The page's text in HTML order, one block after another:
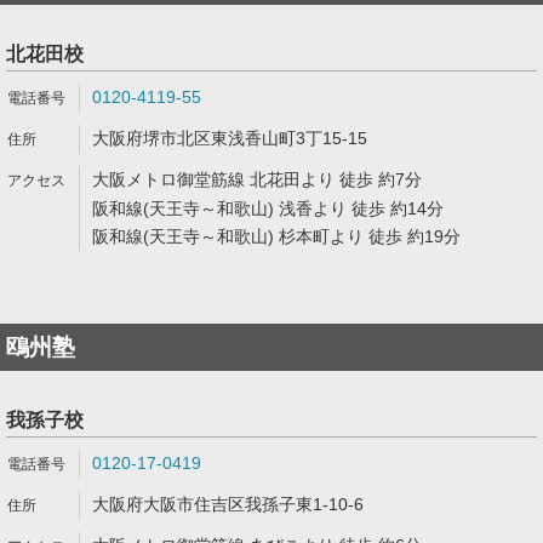
北花田校
0120-4119-55
大阪府堺市北区東浅香山町3丁15-15
大阪メトロ御堂筋線 北花田より 徒歩 約7分
阪和線(天王寺～和歌山) 浅香より 徒歩 約14分
阪和線(天王寺～和歌山) 杉本町より 徒歩 約19分
鴎州塾
我孫子校
0120-17-0419
大阪府大阪市住吉区我孫子東1-10-6